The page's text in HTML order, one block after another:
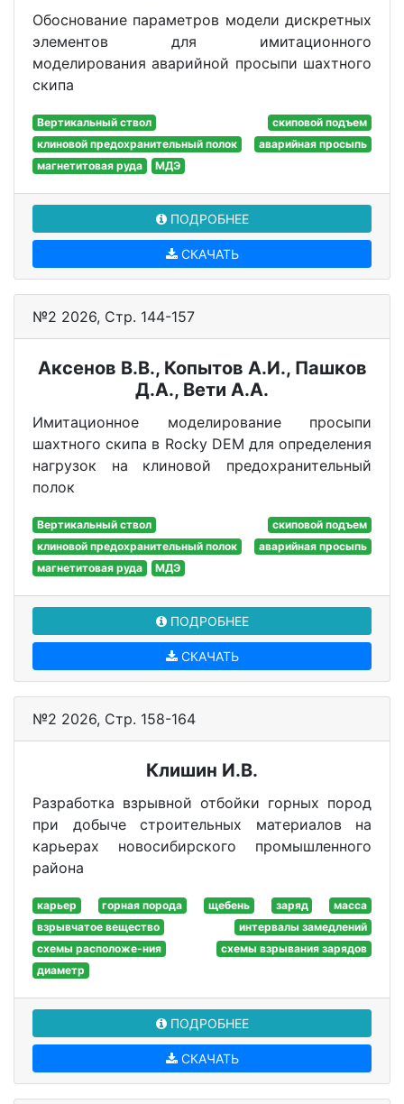
Обоснование параметров модели дискретных
элементов для имитационного
моделирования аварийной просыпи шахтного
скипа
Вертикальный ствол
скиповой подъем
клиновой предохранительный полок
аварийная просыпь
магнетитовая руда
МДЭ
ПОДРОБНЕЕ
СКАЧАТЬ
№2 2026, Стр. 144-157
Аксенов В.В., Копытов А.И., Пашков
Д.А., Вети А.А.
Имитационное моделирование просыпи
шахтного скипа в Rocky DEM для определения
нагрузок на клиновой предохранительный
полок
Вертикальный ствол
скиповой подъем
клиновой предохранительный полок
аварийная просыпь
магнетитовая руда
МДЭ
ПОДРОБНЕЕ
СКАЧАТЬ
№2 2026, Стр. 158-164
Клишин И.В.
Разработка взрывной отбойки горных пород
при добыче строительных материалов на
карьерах новосибирского промышленного
района
карьер горная порода щебень заряд
масса
взрывчатое вещество
интервалы замедлений
схемы расположе-ния
схемы взрывания зарядов
диаметр
ПОДРОБНЕЕ
СКАЧАТЬ